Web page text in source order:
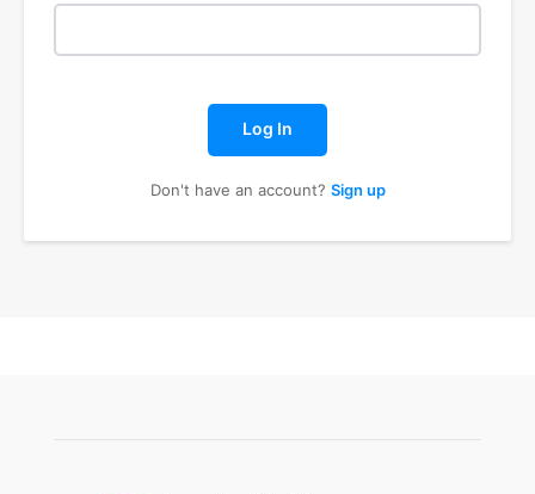
Log In
Don't have an account? Sign up